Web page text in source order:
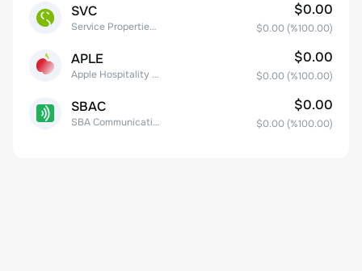
SVC
Service Properties Trust Common Stock
$0.00
$0.00 (%100.00)
APLE
Apple Hospitality REIT, Inc.
$0.00
$0.00 (%100.00)
SBAC
SBA Communications Corp
$0.00
$0.00 (%100.00)